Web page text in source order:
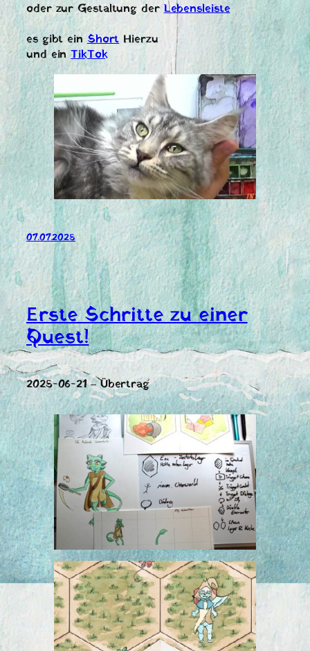
oder zur Gestaltung derLebensleiste
es gibt einShortHierzu
und einTikTok
07.07.2025
Erste Schritte zu einer
Quest!
2025-06-21 – Übertrag